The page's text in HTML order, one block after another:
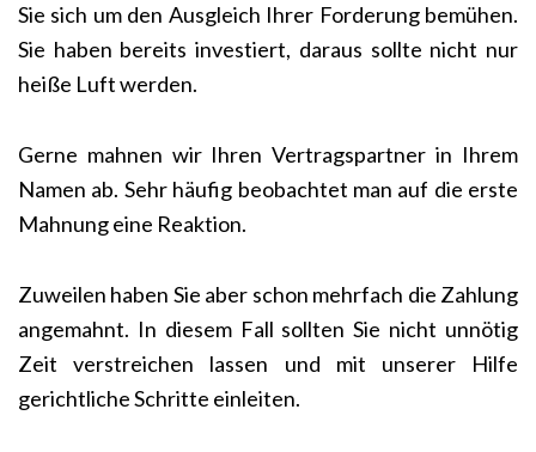
Sie sich um den Ausgleich Ihrer Forderung bemühen.
Sie haben bereits investiert, daraus sollte nicht nur
heiße Luft werden.
Gerne mahnen wir Ihren Vertragspartner in Ihrem
Namen ab. Sehr häufig beobachtet man auf die erste
Mahnung eine Reaktion.
Zuweilen haben Sie aber schon mehrfach die Zahlung
angemahnt. In diesem Fall sollten Sie nicht unnötig
Zeit verstreichen lassen und mit unserer Hilfe
gerichtliche Schritte einleiten.